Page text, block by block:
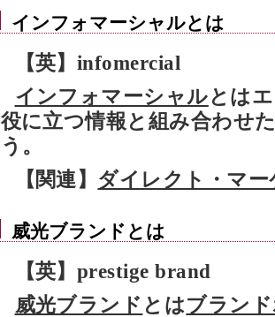
インフォマーシャルとは
【英】infomercial
インフォマーシャル とは
役に立つ情報と組み合わせ
う。
【関連】 ダイレクト・マ
威光ブランド とは
【英】prestige brand
威光ブランド とはブラン